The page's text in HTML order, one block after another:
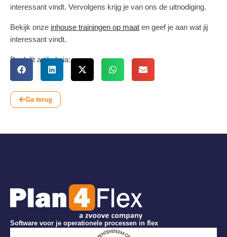
interessant vindt. Vervolgens krijg je van ons de uitnodiging.
Bekijk onze inhouse trainingen op maat en geef je aan wat jij
interessant vindt.
Deel dit artikel via:
Ga terug
Software voor je operationele processen in flex